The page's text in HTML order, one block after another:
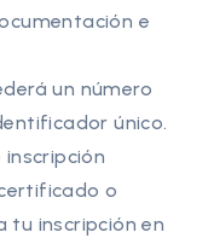
e
un número
único.
o
tu inscripción en